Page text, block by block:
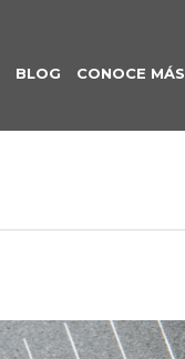
BLOG CONOCE MÁS